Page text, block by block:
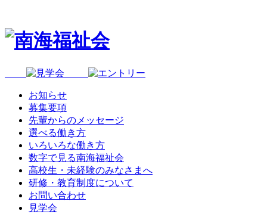
お知らせ
募集要項
先輩からのメッセージ
選べる働き方
いろいろな働き方
数字で見る南海福祉会
高校生・未経験のみなさまへ
研修・教育制度について
お問い合わせ
見学会